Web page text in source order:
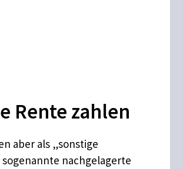
Rente zahlen
aber als „sonstige
nachgelagerte